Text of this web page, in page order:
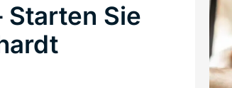
Starten Sie